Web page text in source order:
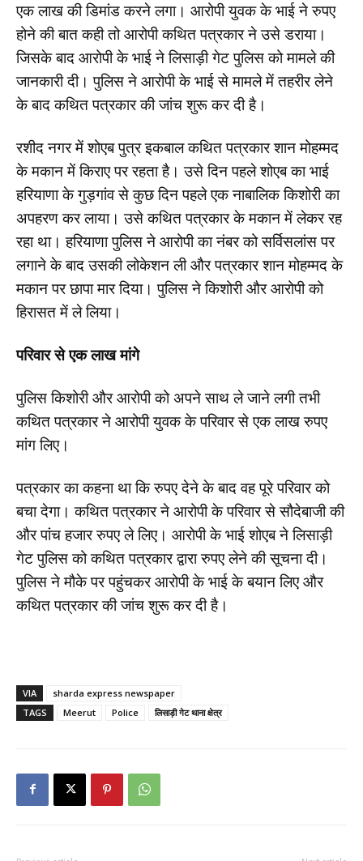
एक लाख की डिमांड करने लगा। आरोपी युवक के भाई ने रुपए
होने की बात कही तो आरोपी कथित पत्रकार ने उसे डराया।
जिसके बाद आरोपी के भाई ने लिसाड़ी गेट पुलिस को मामले की
जानकारी दी। पुलिस ने आरोपी के भाई से मामले में तहरीर लेने
के बाद कथित पत्रकार की जांच शुरू कर दी है।
रशीद नगर में शोएब पुत्र इकबाल कथित पत्रकार शान मोहम्मद
के मकान में किराए पर रहता है। उसे दिन पहले शोएब का भाई
हरियाणा के गुड़गांव से कुछ दिन पहले एक नाबालिक किशोरी का
अपहरण कर लाया। उसे कथित पत्रकार के मकान में लेकर रह
रहा था। हरियाणा पुलिस ने आरोपी का नंबर को सर्विसलांस पर
लगाने के बाद उसकी लोकेशन ली और पत्रकार शान मोहम्मद के
मकान पर छापा मार दिया। पुलिस ने किशोरी और आरोपी को
हिरासत में ले लिया।
परिवार से एक लाख मांगे
पुलिस किशोरी और आरोपी को अपने साथ ले जाने लगी तभी
कथित पत्रकार ने आरोपी युवक के परिवार से एक लाख रुपए
मांग लिए।
पत्रकार का कहना था कि रुपए देने के बाद वह पूरे परिवार को
बचा देगा। कथित पत्रकार ने आरोपी के परिवार से सौदेबाजी की
और पांच हजार रुपए ले लिए। आरोपी के भाई शोएब ने लिसाड़ी
गेट पुलिस को कथित पत्रकार द्वारा रुपए लेने की सूचना दी।
पुलिस ने मौके पर पहुंचकर आरोपी के भाई के बयान लिए और
कथित पत्रकार की जांच शुरू कर दी है।
VIA
sharda express newspaper
TAGS
Meerut Police लिसाड़ी गेट थाना क्षेत्र